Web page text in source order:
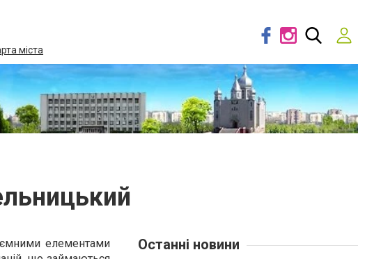
міста
елементами
Останні новини